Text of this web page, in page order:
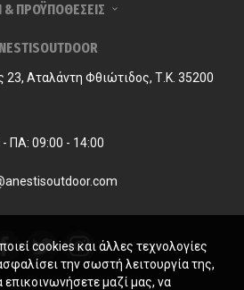
& ΠΡΟΫΠΟΘΕΣΕΙΣ
23, Αταλάντη Φθιώτιδος, Τ.Κ. 35200
ΠΑ: 09:00 - 14:00
cookies και άλλες τεχνολογίες
την σωστή λειτουργία της,
μαζί μας, να